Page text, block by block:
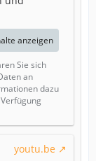
anzeigen
Sie sich
an
dazu
youtu.be